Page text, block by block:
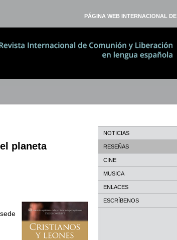
PÁGINA WEB INTERNACIONAL DE
planeta
NOTICIAS
RESEÑAS
CINE
MUSICA
ENLACES
ESCRÍBENOS